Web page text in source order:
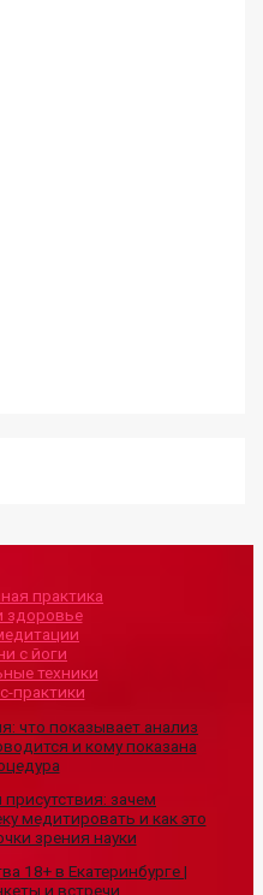
практика
здоровье
с йоги
техники
практики
что показывает анализ
и кому показана
зачем
медитировать и как это
зрения науки
18+ в Екатеринбурге |
и встречи